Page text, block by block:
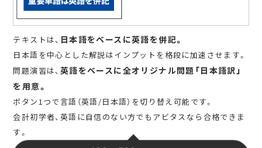
テキストは、 日本語をベースに英語を併記。
日本語を中心とした解説はインプットを格段に加速させます。
問題演習は、 英語をベースに全オリジナル問題「日本語訳」
を用意。
ボタン1つで言語（英語/日本語）を切り替え可能です。
会計初学者、英語に自信のない方でもアビタスなら合格できま
す。